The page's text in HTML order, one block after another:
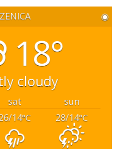
ZENICA ◉
18°
cloudy
sat
sun
14°C 28/14°C